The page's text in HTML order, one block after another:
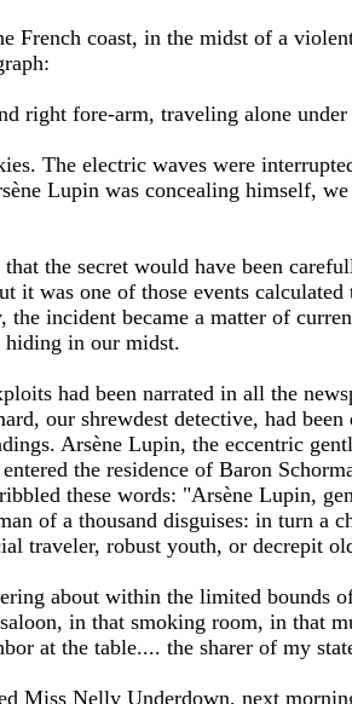
French coast, in the midst of a
right fore-arm, traveling alone
The electric waves were
Lupin was concealing himself,
the secret would have been
it was one of those events calculated
incident became a matter of
hiding in our midst.
had been narrated in all the
our shrewdest detective, had been
Arsène Lupin, the eccentric
the residence of Baron
these words: "Arsène Lupin,
of a thousand disguises: in turn a
traveler, robust youth, or decrepit
about within the limited bounds
in that smoking room, in that
at the table.... the sharer of my
Miss Nelly Underdown, next